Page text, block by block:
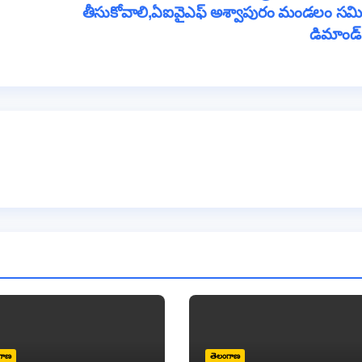
తీసుకోవాలి,ఏఐవైఎఫ్ అశ్వాపురం మండలం
తెలంగాణ